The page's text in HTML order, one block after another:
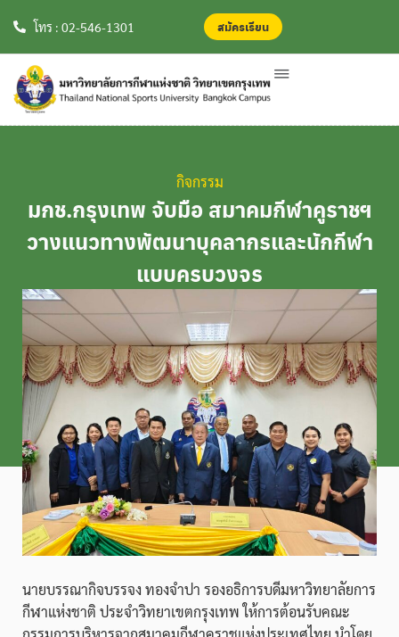
โทร : 02-546-1301 สมัครเรียน
กิจกรรม
มกช.กรุงเทพ จับมือ สมาคมกีฬาคูราชฯ
วางแนวทางพัฒนาบุคลากรและนักกีฬา
แบบครบวงจร
นายบรรณากิจบรรจง ทองจำปา รองอธิการบดีมหาวิทยาลัยการ
กีฬาแห่งชาติ ประจำวิทยาเขตกรุงเทพ ให้การต้อนรับคณะ